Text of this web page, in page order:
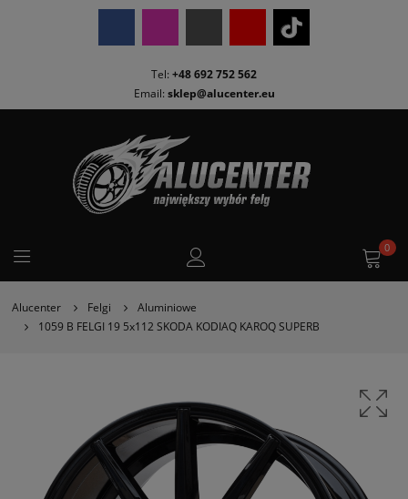
Tel: +48 692 752 562
Email: sklep@alucenter.eu
0
Alucenter Felgi
Aluminiowe
1059 B FELGI 19 5x112 SKODA KODIAQ KAROQ SUPERB